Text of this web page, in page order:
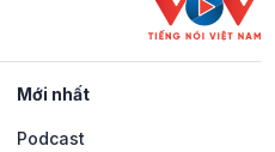
Mới nhất
Podcast